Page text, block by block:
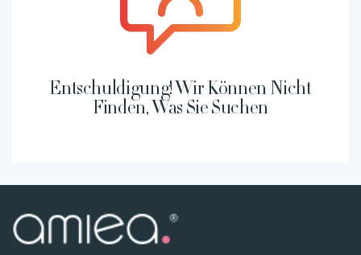
Entschuldigung! Wir Können Nicht
Finden, Was Sie Suchen